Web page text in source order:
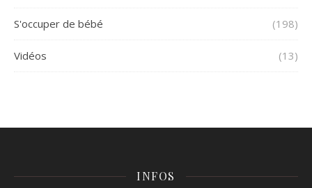
S'occuper de bébé (198)
Vidéos (13)
INFOS